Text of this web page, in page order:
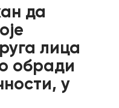
да
лица
обради
у